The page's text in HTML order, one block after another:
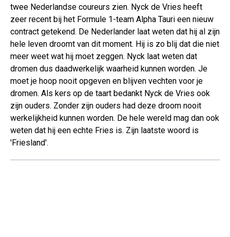
twee Nederlandse coureurs zien. Nyck de Vries heeft
zeer recent bij het Formule 1-team Alpha Tauri een nieuw
contract getekend. De Nederlander laat weten dat hij al zijn
hele leven droomt van dit moment. Hij is zo blij dat die niet
meer weet wat hij moet zeggen. Nyck laat weten dat
dromen dus daadwerkelijk waarheid kunnen worden. Je
moet je hoop nooit opgeven en blijven vechten voor je
dromen. Als kers op de taart bedankt Nyck de Vries ook
zijn ouders. Zonder zijn ouders had deze droom nooit
werkelijkheid kunnen worden. De hele wereld mag dan ook
weten dat hij een echte Fries is. Zijn laatste woord is
'Friesland'.